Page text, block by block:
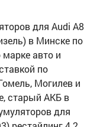
для Audi A8
в Минске по
авто и
по
Могилев и
старый АКБ в
для